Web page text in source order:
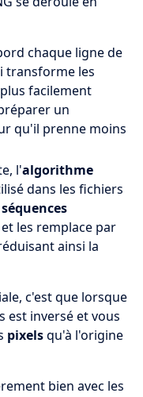
chaque ligne de
transforme les
facilement
un
qu'il prenne moins
l'algorithme
dans les fichiers
séquences
les remplace par
ainsi la
c'est que lorsque
est inversé et vous
pixelsqu'à l'origine
bien avec les